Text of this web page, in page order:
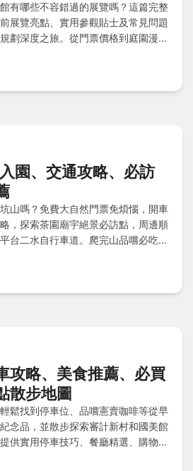
有哪些不容錯過的展覽嗎？這篇完整
展覽亮點、實用參觀貼士及常見問題
劃深度之旅。從門票價格到庭園漫步
園、交通攻略、必訪
山嗎？免費大自然門票免煩惱，開車
，探索茶園廟宇絕景必訪點，周邊順
台二水自行車道。爬完山品嚐必吃美
答，輕鬆規劃完美旅程！
攻略、美食推薦、必買
散步地圖
鬆找到停車位、品嚐憲賣咖啡等從早
念品，並散步探索審計新村和國美館
供實用停車技巧、餐廳精選、購物秘